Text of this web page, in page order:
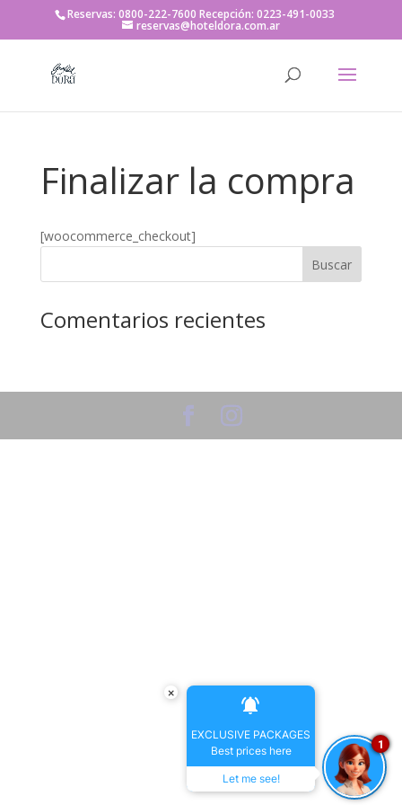
Reservas: 0800-222-7600 Recepción: 0223-491-0033
reservas@hoteldora.com.ar
Finalizar la compra
[woocommerce_checkout]
Comentarios recientes
×
EXCLUSIVE PACKAGES
Best prices here
Let me see!
1